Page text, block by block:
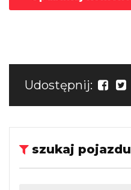
Udostępnij:
szukaj pojazdu